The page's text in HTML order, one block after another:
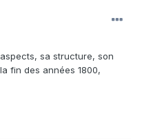
sa structure, son
fin des années 1800,